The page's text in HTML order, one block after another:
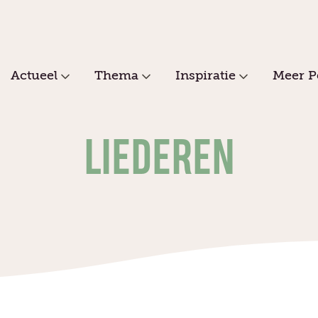
Actueel Thema Inspiratie Meer
LIEDEREN